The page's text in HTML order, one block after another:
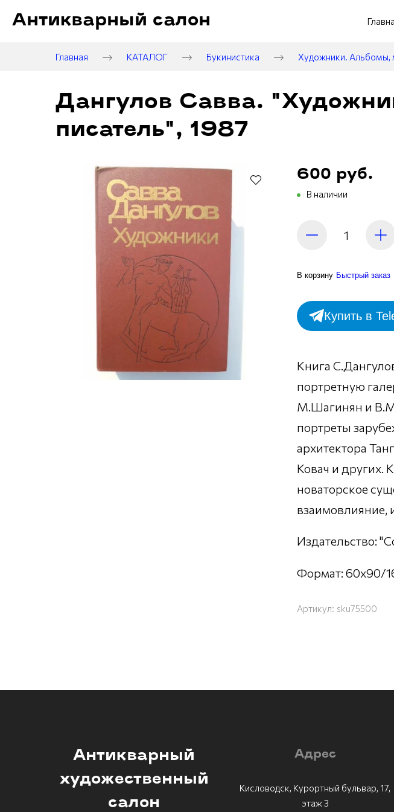
Антикварный салон
Главная КАТАЛОГ Букинистика Художники. Альбомы,
Дангулов Савва.
писатель", 1987
600 руб.
В наличии
В корзину Быстрый заказ
Купить в
Книга
портретную
М.Шагинян и
портреты
архитектора
Ковач и других.
новаторское
взаимовлияние,
Издательство:
Формат: 60x90/
Артикул: sku75500
Антикварный
художественный
салон
Адрес
Кисловодск, Курортный бульвар, 17,
этаж 3